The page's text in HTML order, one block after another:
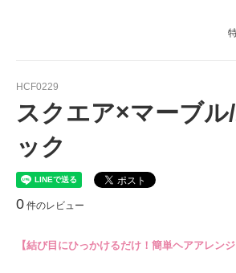
HCF0229
スクエア×マーブル
ック
0 件のレビュー
【結び目にひっかけるだけ！簡単ヘアアレンジ